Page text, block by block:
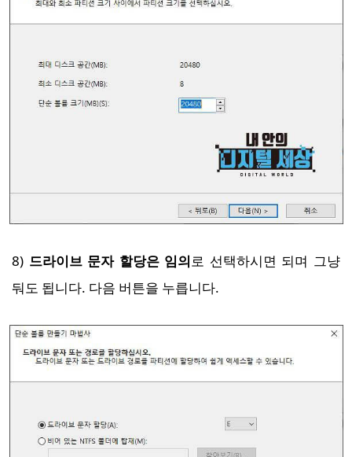
8) 드라이브 문자 할당은 임의로 선택하시면 되며 그냥
둬도 됩니다. 다음 버튼을 누릅니다.